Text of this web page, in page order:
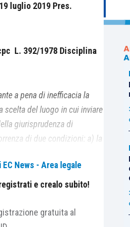
luglio 2019 Pres.
L. 392/1978 Disciplina
a pena di inefficacia la
scelta del luogo in cui inviare
giurisprudenza di
di due condizioni: a) la
degli artt. 1334 e 1335
News - Area legale
e crealo subito!
gratuita al